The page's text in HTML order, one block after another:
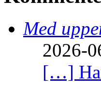
Med
2026-
[…]